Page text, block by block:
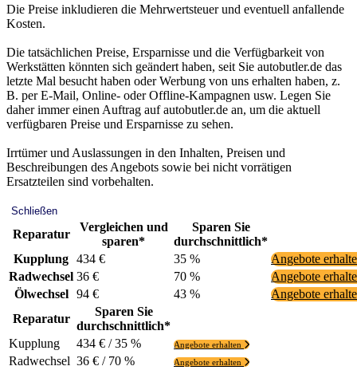
Die Preise inkludieren die Mehrwertsteuer und eventuell anfallende
Kosten.
Die tatsächlichen Preise, Ersparnisse und die Verfügbarkeit von
Werkstätten könnten sich geändert haben, seit Sie autobutler.de das
letzte Mal besucht haben oder Werbung von uns erhalten haben, z.
B. per E-Mail, Online- oder Offline-Kampagnen usw. Legen Sie
daher immer einen Auftrag auf autobutler.de an, um die aktuell
verfügbaren Preise und Ersparnisse zu sehen.
Irrtümer und Auslassungen in den Inhalten, Preisen und
Beschreibungen des Angebots sowie bei nicht vorrätigen
Ersatzteilen sind vorbehalten.
Schließen
Reparatur
Vergleichen und
sparen*
Sparen Sie
durchschnittlich*
Kupplung 434 € 35 %
Angebote
Radwechsel 36 € 70 %
Angebote
Ölwechsel
94 € 43 %
Angebote
Reparatur
Sparen Sie
durchschnittlich*
Kupplung
434 € / 35 % Angebote erhalten
Radwechsel 36 € / 70 % Angebote erhalten